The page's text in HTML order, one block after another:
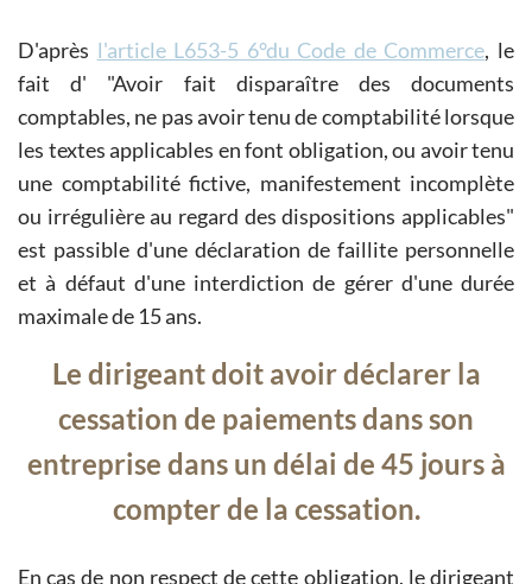
D'après l'article L653-5 6°du Code de Commerce, le
fait d'
Avoir fait disparaître des documents
comptables, ne pas avoir tenu de comptabilité lorsque
les textes applicables en font obligation, ou avoir tenu
une comptabilité fictive, manifestement incomplète
ou irrégulière au regard des dispositions applicables
est passible d'une déclaration de faillite personnelle
et à défaut d'une interdiction de gérer d'une durée
maximale de 15 ans.
Le dirigeant doit avoir déclarer la
cessation de paiements dans son
entreprise dans un délai de 45 jours à
compter de la cessation.
En cas de non respect de cette obligation, le dirigeant